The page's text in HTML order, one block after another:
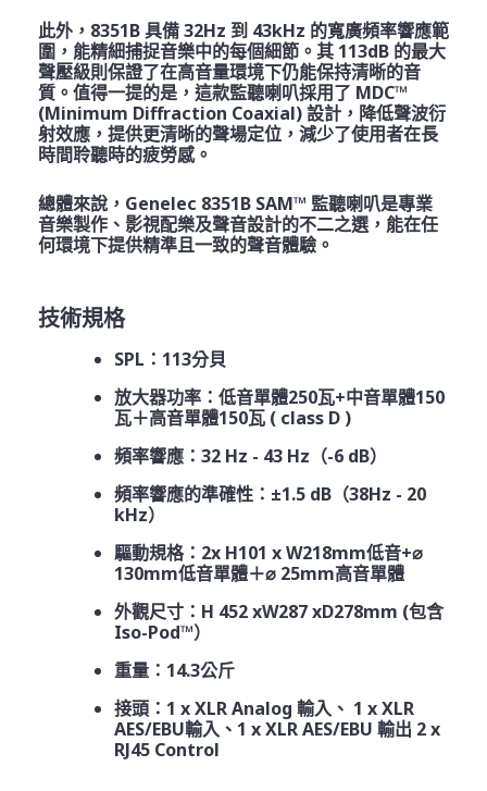
此外，8351B 具備 32Hz 到 43kHz 的寬廣頻率響應範
圍，能精細捕捉音樂中的每個細節。其 113dB 的最大
聲壓級則保證了在高音量環境下仍能保持清晰的音
質。值得一提的是，這款監聽喇叭採用了 MDC™
(Minimum Diffraction Coaxial) 設計，降低聲波衍
射效應，提供更清晰的聲場定位，減少了使用者在長
時間聆聽時的疲勞感。
總體來說，Genelec 8351B SAM™ 監聽喇叭是專業
音樂製作、影視配樂及聲音設計的不二之選，能在任
何環境下提供精準且一致的聲音體驗。
技術規格
SPL：113分貝
放大器功率：低音單體250瓦+中音單體150
瓦＋高音單體150瓦 ( class D )
頻率響應：32 Hz - 43 Hz（-6 dB）
頻率響應的準確性：±1.5 dB（38Hz - 20
kHz）
驅動規格：2x H101 x W218mm低音+⌀
130mm低音單體＋⌀ 25mm高音單體
外觀尺寸：H 452 xW287 xD278mm (包含
Iso-Pod™）
重量：14.3公斤
接頭：1 x XLR Analog 輸入、 1 x XLR
AES/EBU輸入、1 x XLR AES/EBU 輸出 2 x
RJ45 Control